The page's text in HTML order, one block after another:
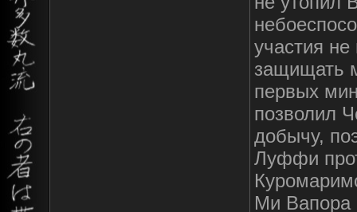
участия
защищать
первых
позволил
добычу,
Луффи
Ми Вапора